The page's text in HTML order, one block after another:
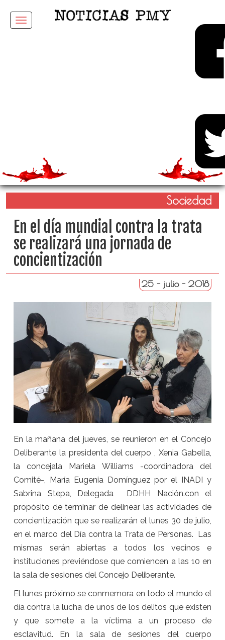
Menu
Sociedad
En el día mundial contra la trata
se realizará una jornada de
concientización
25 - julio - 2018
En la mañana del jueves, se reunieron en el Concejo
Deliberante la presidenta del cuerpo , Xenia Gabella,
la concejala Mariela Williams -coordinadora del
Comité-, María Eugenia Domínguez por el INADI y
Sabrina Stepa, Delegada DDHH Nación.con el
propósito de terminar de delinear las actividades de
concientización que se realizarán el lunes 30 de julio,
en el marco del Día contra la Trata de Personas. Las
mismas serán abiertas a todos los vecinos e
instituciones previéndose que comiencen a las 10 en
la sala de sesiones del Concejo Deliberante.
El lunes próximo se conmemora en todo el mundo el
día contra la lucha de unos de los delitos que existen
y que somete a la víctima a un proceso de
esclavitud. En la sala de sesiones del cuerpo